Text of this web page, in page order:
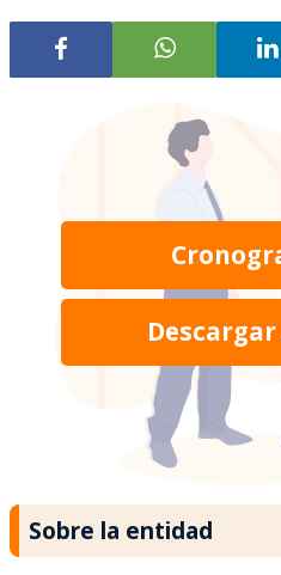
Descargar
Sobre la entidad